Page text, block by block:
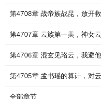
第4708章 战帝族战昆，放开
第4707章 云族第一美，神女
第4706章 混玄见珞云，我避
第4705章 孟书瑶的算计，对
全部章节